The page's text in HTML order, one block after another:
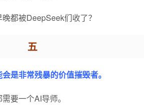
都被DeepSeek们收了？
五
是非常残暴的价值摧毁者。
要一个AI导师。